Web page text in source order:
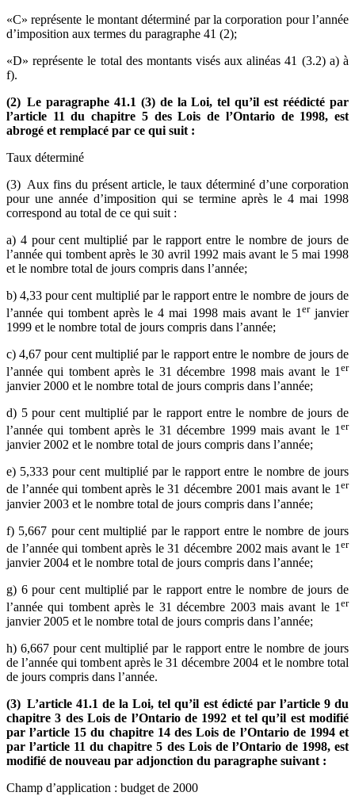
«C» représente le montant déterminé par la corporation pour l’année
d’imposition aux termes du paragraphe 41 (2);
«D» représente le total des montants visés aux alinéas 41 (3.2) a) à
f).
(2) Le paragraphe 41.1 (3) de la Loi, tel qu’il est réédicté par
l’article 11 du chapitre 5 des Lois de l’Ontario de 1998, est
abrogé et remplacé par ce qui suit :
Taux déterminé
(3) Aux fins du présent article, le taux déterminé d’une corporation
pour une année d’imposition qui se termine après le 4 mai 1998
correspond au total de ce qui suit :
a) 4 pour cent multiplié par le rapport entre le nombre de jours de
l’année qui tombent après le 30 avril 1992 mais avant le 5 mai 1998
et le nombre total de jours compris dans l’année;
b) 4,33 pour cent multiplié par le rapport entre le nombre de jours de
l’année qui tombent après le 4 mai 1998 mais avant le 1 erjanvier
1999 et le nombre total de jours compris dans l’année;
c) 4,67 pour cent multiplié par le rapport entre le nombre de jours de
l’année qui tombent après le 31 décembre 1998 mais avant le 1 er
janvier 2000 et le nombre total de jours compris dans l’année;
d) 5 pour cent multiplié par le rapport entre le nombre de jours de
l’année qui tombent après le 31 décembre 1999 mais avant le 1er
janvier 2002 et le nombre total de jours compris dans l’année;
e) 5,333 pour cent multiplié par le rapport entre le nombre de jours
de l’année qui tombent après le 31 décembre 2001 mais avant le 1er
janvier 2003 et le nombre total de jours compris dans l’année;
f) 5,667 pour cent multiplié par le rapport entre le nombre de jours
de l’année qui tombent après le 31 décembre 2002 mais avant le 1 er
janvier 2004 et le nombre total de jours compris dans l’année;
g) 6 pour cent multiplié par le rapport entre le nombre de jours de
l’année qui tombent après le 31 décembre 2003 mais avant le 1er
janvier 2005 et le nombre total de jours compris dans l’année;
h) 6,667 pour cent multiplié par le rapport entre le nombre de jours
de l’année qui tombent après le 31 décembre 2004 et le nombre total
de jours compris dans l’année.
(3) L’article 41.1 de la Loi, tel qu’il est édicté par l’article 9 du
chapitre 3 des Lois de l’Ontario de 1992 et tel qu’il est modifié
par l’article 15 du chapitre 14 des Lois de l’Ontario de 1994 et
par l’article 11 du chapitre 5 des Lois de l’Ontario de 1998, est
modifié de nouveau par adjonction du paragraphe suivant :
Champ d’application : budget de 2000